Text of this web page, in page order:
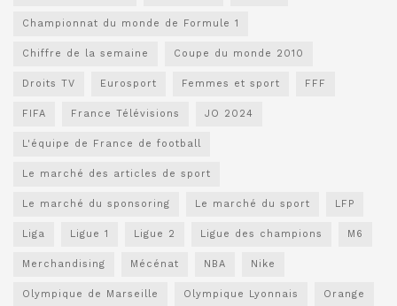
Championnat du monde de Formule 1
Chiffre de la semaine Coupe du monde 2010
Droits TV Eurosport Femmes et sport FFF
FIFA France Télévisions JO 2024
L'équipe de France de football
Le marché des articles de sport
Le marché du sponsoring Le marché du sport LFP
Liga Ligue 1 Ligue 2 Ligue des champions M6
Merchandising Mécénat NBA Nike
Olympique de Marseille Olympique Lyonnais Orange